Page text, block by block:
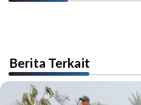
Berita Terkait